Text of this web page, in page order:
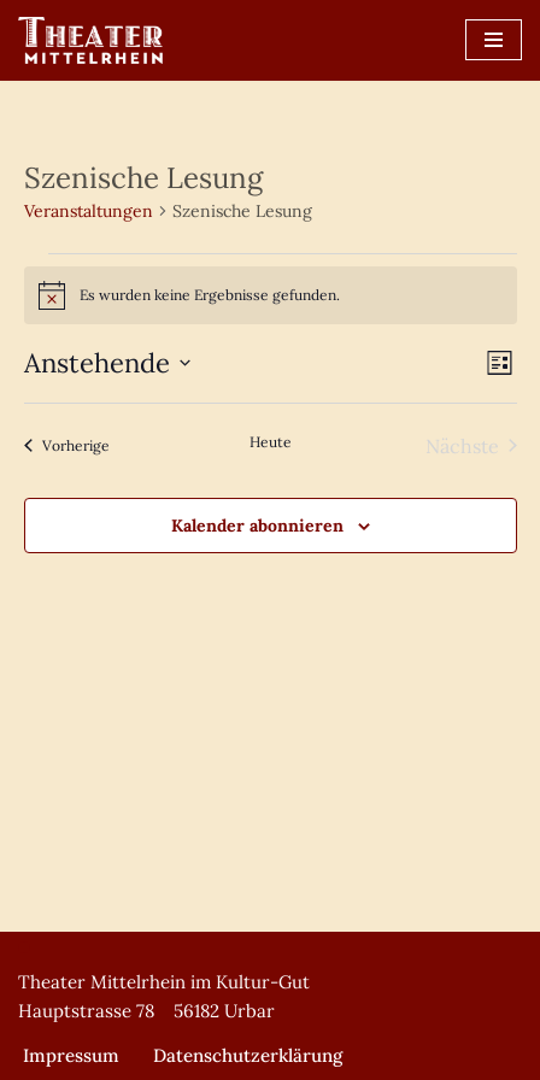
Zum
Szenische Lesung
Veranstaltungen Szenische Lesung
HinweisEs wurden keine Ergebnisse gefunden.
Liste
Anstehende
VorherigeVeranstaltungen Heute
Nächste
Kalender abonnieren
Theater Mittelrhein im Kultur-Gut
Hauptstrasse 78 56182 Urbar
Impressum
Datenschutzerklärung